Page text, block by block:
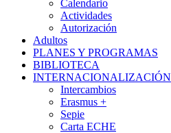
Calendario
Actividades
Autorización
Adultos
PLANES Y PROGRAMAS
BIBLIOTECA
INTERNACIONALIZACIÓN
Intercambios
Erasmus +
Sepie
Carta ECHE